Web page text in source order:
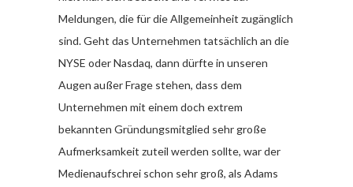
Meldungen, die für die Allgemeinheit zugänglich
sind. Geht das Unternehmen tatsächlich an die
NYSE oder Nasdaq, dann dürfte in unseren
Augen außer Frage stehen, dass dem
Unternehmen mit einem doch extrem
bekannten Gründungsmitglied sehr große
Aufmerksamkeit zuteil werden sollte, war der
Medienaufschrei schon sehr groß, als Adams